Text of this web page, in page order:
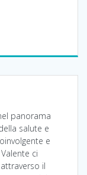
panorama
salute e
e
ci
il